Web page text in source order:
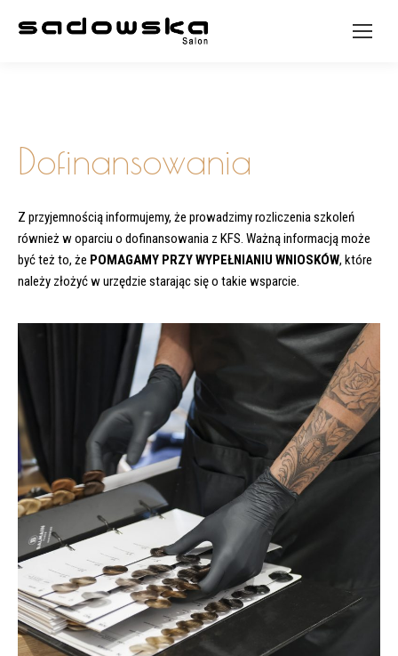
Dofinansowania
Z przyjemnością informujemy, że prowadzimy rozliczenia szkoleń
również w oparciu o dofinansowania z KFS. Ważną informacją może
być też to, że POMAGAMY PRZY WYPEŁNIANIU WNIOSKÓW, które
należy złożyć w urzędzie starając się o takie wsparcie.